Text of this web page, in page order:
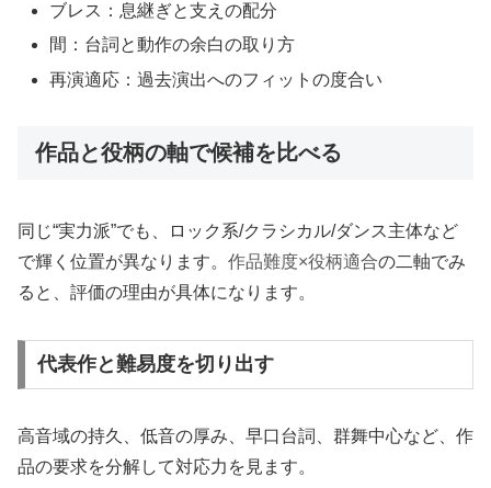
ブレス：息継ぎと支えの配分
間：台詞と動作の余白の取り方
再演適応：過去演出へのフィットの度合い
作品と役柄の軸で候補を比べる
同じ“実力派”でも、ロック系/クラシカル/ダンス主体など
で輝く位置が異なります。 作品難度×役柄適合の二軸でみ
ると、評価の理由が具体になります。
代表作と難易度を切り出す
高音域の持久、低音の厚み、早口台詞、群舞中心など、作
品の要求を分解して対応力を見ます。